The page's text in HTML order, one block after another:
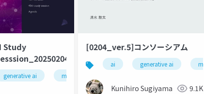
Study
generative ai machine learning
[0204_ver.5]コンソーシアム
ai generative ai
Kunihiro Sugiyama 9.1K